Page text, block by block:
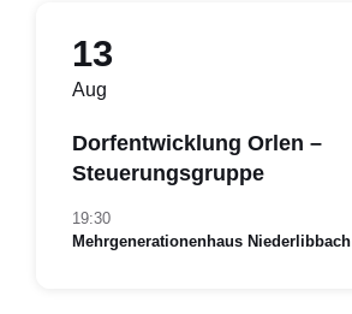
13
Aug
Dorfentwicklung Orlen –
Steuerungsgruppe
19:30
Mehrgenerationenhaus Niederlibbach